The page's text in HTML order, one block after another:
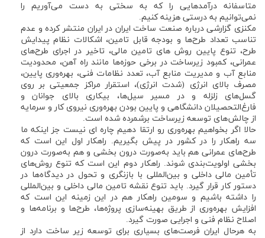
متاسفانه درآمدهایی را که به سختی به دست می‌آوریم را
نمی‌توانیم به درستی هزینه کنیم.
مکنزی گزارشی درباره صنعت ساخت ایران در ایران منتشر کرده و عدم
تناسب تعداد طرح‌ها و بودجه قابل تامین، اشکالات نظام پیدایش
طرح، تنوع پایین روش های تامین مالی، تاخیر در اجرای طرح‌های
عمرانی، کمبود زیرساخت در برخی حوزه‌ها مانند راه آهن، محدودیت
منابع آب و مدیریت منابع آب، تعدد نظامات فنی، بهره‌وری پایین،
مصرف بالای انرژی (شدت انرژی)، استقرار مراکز جمعیتی بر روی
گسل‌های زلزله و در مسیر سیل‌ها، بیکاری بالای جوانان و
فارغ‌التحصیلان دانشگاهی و پایین بودن بهر‌ه‌وری نیروی کار و سرمایه
از چالش‌های توسعه زیرساخت برشمرده شده است.
حالا اگر بخواهیم بهره‌وری رو ارتقا دهیم چاره ای نیست جز اینکه ما
سه راهکار را در کشور در پیش بگیریم. راهکار اول این است که
طرح‌های عمرانی هم باید به‌صورت درون بخشی و هم به‌صورت درون
بخشی اولویت‌بندی شوند. راهکار دوم این است که تنوع روش‌های
تأمین مالی داخلی و بین‌المللی با بازنگری و تحول در دیدگاه‌ها در
دستور کار قرار گیرد. باید تنوع نقشه تامین مالی داخلی و بین‌المللی
را داشته باشیم و سومین راهکار هم در این زمینه این است که
افزایش بهره‌وری از طریق بهینه‌سازی پروژه‌ها، طرح‌ها و برنامه‌ها و
اصلاح نظام فنی و اجرایی صورت گیرد.
به هرحال ایران فرصت‌های بسیاری برای توسعه زیر ساخت دارد از